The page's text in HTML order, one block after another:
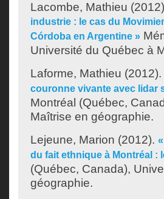
Lacombe, Mathieu
industrie : le cas du
Córdoba en Argentine »
Université du Québec à
Laforme, Mathieu (2012).
couronne vivante avec lidar
Montréal (Québec,
Maîtrise en géographie.
Lejeune, Marion (2012).
du fait ethnique à Montréal :
(Québec, Canada),
géographie.